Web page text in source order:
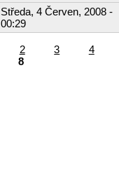
Středa, 4 Červen, 2008 -
00:29
2 3
4
8